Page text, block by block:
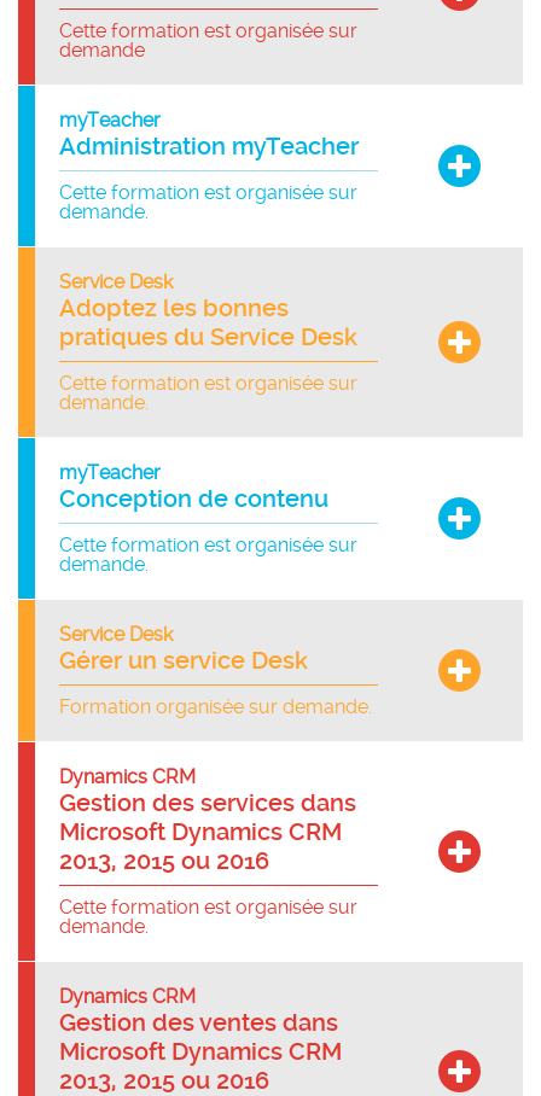
Cette formation est organisée sur
demande
myTeacher
Administration myTeacher
Cette formation est organisée sur
demande.
Service Desk
Adoptez les bonnes
pratiques du Service Desk
Cette formation est organisée sur
demande.
myTeacher
Conception de contenu
Cette formation est organisée sur
demande.
Service Desk
Gérer un service Desk
Formation organisée sur demande.
Dynamics CRM
Gestion des services dans
Microsoft Dynamics CRM
2013, 2015 ou 2016
Cette formation est organisée sur
demande.
Dynamics CRM
Gestion des ventes dans
Microsoft Dynamics CRM
2013, 2015 ou 2016